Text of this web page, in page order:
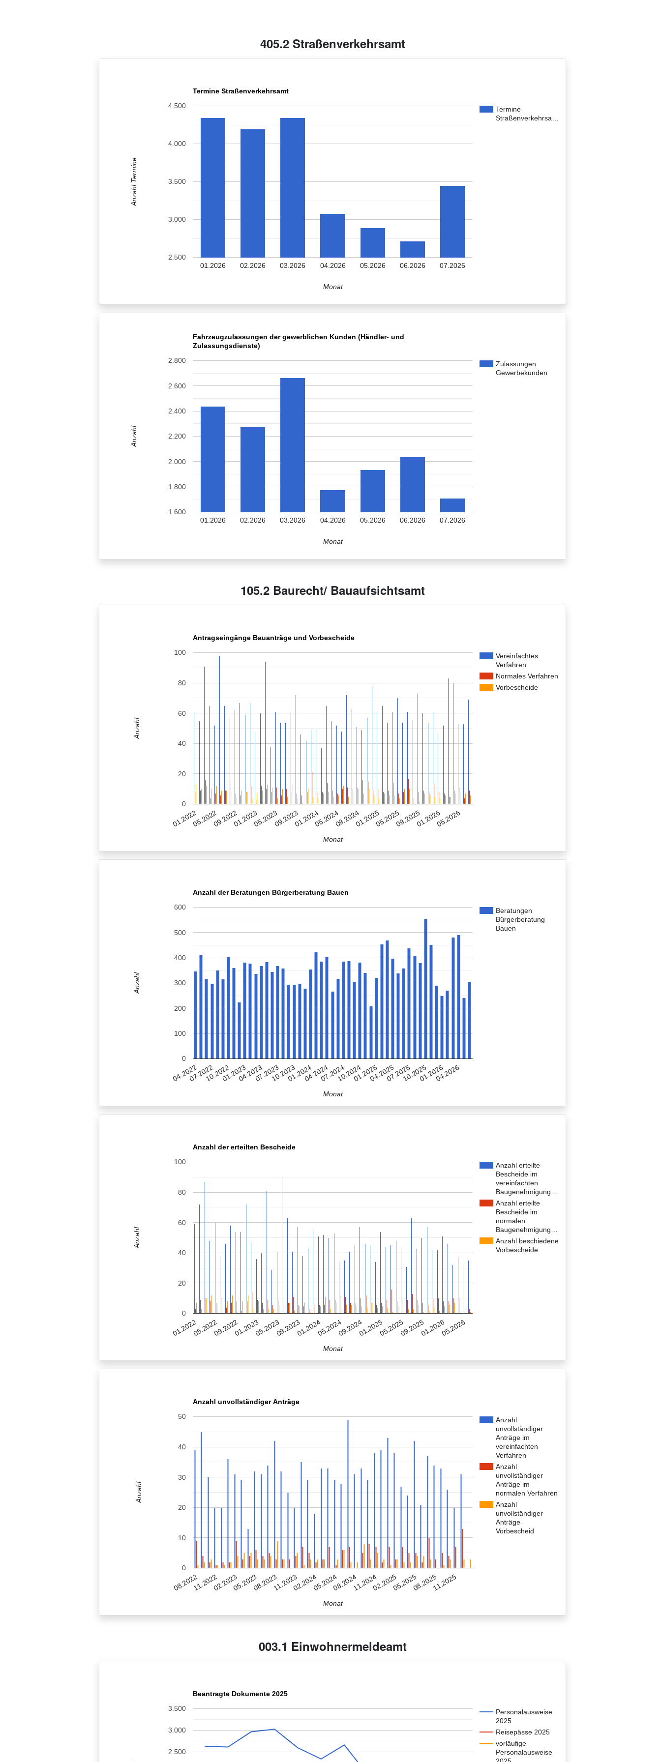
405.2 Straßenverkehrsamt
Termine Straßenverkehrsamt
Termine
Straßenverkehrsa…
01.2026 02.2026 03.2026 04.2026 05.2026 06.2026 07.2026
2.500
3.000
3.500
4.000
4.500
Monat
Anzahl Termine
Fahrzeugzulassungen der gewerblichen Kunden (Händler- und
Zulassungsdienste)
Zulassungen
Gewerbekunden
01.2026 02.2026 03.2026 04.2026 05.2026 06.2026 07.2026
1.600
1.800
2.000
2.200
2.400
2.600
2.800
Monat
Anzahl
105.2 Baurecht/ Bauaufsichtsamt
Antragseingänge Bauanträge und Vorbescheide
Vereinfachtes
Verfahren
Normales Verfahren
Vorbescheide
01.202205.202209.202201.202305.202309.202301.202405.202409.202401.202505.202509.202501.202605.2026
0
20
40
60
80
100
Monat
Anzahl
Anzahl der Beratungen Bürgerberatung Bauen
Beratungen
Bürgerberatung
Bauen
04.202207.202210.202201.202304.202307.202310.202301.202404.202407.202410.202401.202504.202507.202510.202501.202604.2026
0
100
200
300
400
500
600
Monat
Anzahl
Anzahl der erteilten Bescheide
Anzahl erteilte
Bescheide im
vereinfachten
Baugenehmigung…
Anzahl erteilte
Bescheide im
normalen
Baugenehmigung…
Anzahl beschiedene
Vorbescheide
01.202205.202209.202201.202305.202309.202301.202405.202409.202401.202505.202509.202501.202605.2026
0
20
40
60
80
100
Monat
Anzahl
Anzahl unvollständiger Anträge
Anzahl
unvollständiger
Anträge im
vereinfachten
Verfahren
Anzahl
unvollständiger
Anträge im
normalen Verfahren
Anzahl
unvollständiger
Anträge
Vorbescheid
08.202211.202202.202305.202308.202311.202302.202405.202408.202411.202402.202505.202508.202511.2025
0
10
20
30
40
50
Monat
Anzahl
003.1 Einwohnermeldeamt
Beantragte Dokumente 2025
Personalausweise
2025
Reisepässe 2025
vorläufige
Personalausweise
2.500
3.000
3.500